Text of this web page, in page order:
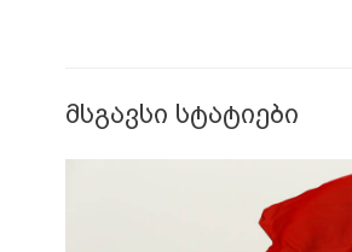
მსგავსი სტატიები